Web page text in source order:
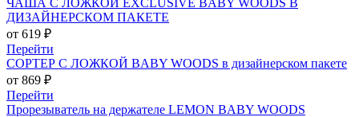
ДИЗАЙНЕРСКОМ ПАКЕТЕ
от 619 ₽
Перейти
СОРТЕР С ЛОЖКОЙ BABY WOODS в дизайнерском пакете
от 869 ₽
Перейти
Прорезыватель на держателе LEMON BABY WOODS